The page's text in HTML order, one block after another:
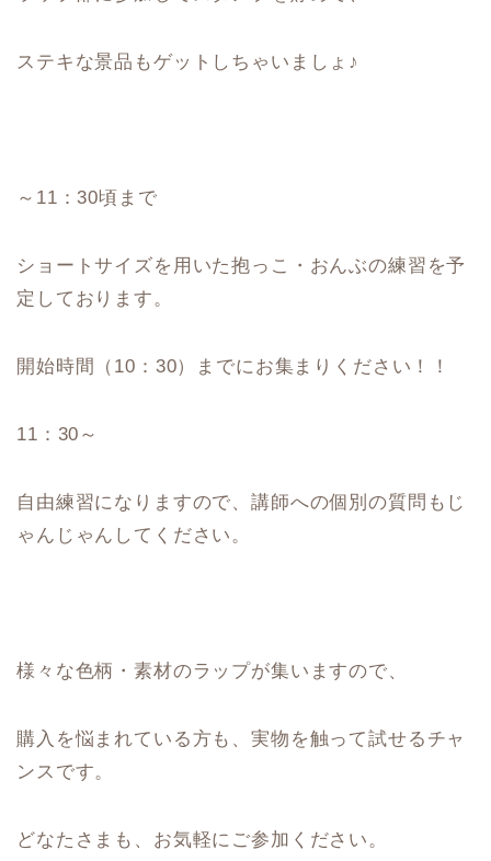
ステキな景品もゲットしちゃいましょ♪
～11：30頃まで
ショートサイズを用いた抱っこ・おんぶの練習を予
定しております。
開始時間（10：30）までにお集まりください！！
11：30～
自由練習になりますので、講師への個別の質問もじ
ゃんじゃんしてください。
様々な色柄・素材のラップが集いますので、
購入を悩まれている方も、実物を触って試せるチャ
ンスです。
どなたさまも、お気軽にご参加ください。